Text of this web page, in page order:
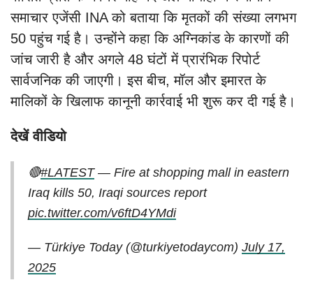
समाचार एजेंसी INA को बताया कि मृतकों की संख्या लगभग
50 पहुंच गई है। उन्होंने कहा कि अग्निकांड के कारणों की
जांच जारी है और अगले 48 घंटों में प्रारंभिक रिपोर्ट
सार्वजनिक की जाएगी। इस बीच, मॉल और इमारत के
मालिकों के खिलाफ कानूनी कार्रवाई भी शुरू कर दी गई है।
देखें वीडियो
🔴#LATEST— Fire at shopping mall in eastern
Iraq kills 50, Iraqi sources report
pic.twitter.com/v6ftD4YMdi
— Türkiye Today (@turkiyetodaycom) July 17,
2025